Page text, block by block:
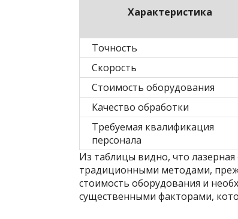
Характеристика
Точность
Скорость
Стоимость оборудования
Качество обработки
Требуемая квалификация
персонала
Из таблицы видно, что
традиционными методами,
стоимость оборудования и
существенными факторами,